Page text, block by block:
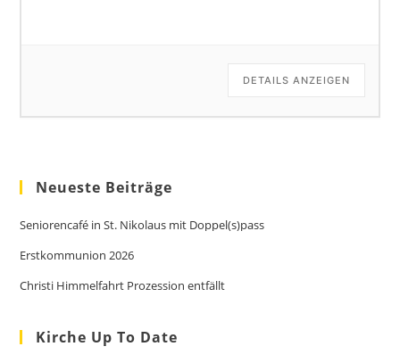
DETAILS ANZEIGEN
Neueste Beiträge
Seniorencafé in St. Nikolaus mit Doppel(s)pass
Erstkommunion 2026
Christi Himmelfahrt Prozession entfällt
Kirche Up To Date